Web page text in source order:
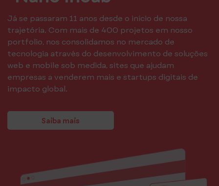
Já se passaram 11 anos desde o início de nossa
trajetória. Com mais de 400 projetos em nosso
portfolio, nos consolidamos no mercado de
tecnologia através do desenvolvimento de soluções
web e mobile sob medida, sites que ajudam
empresas a venderem mais e startups digitais de
impacto global.
Saiba mais